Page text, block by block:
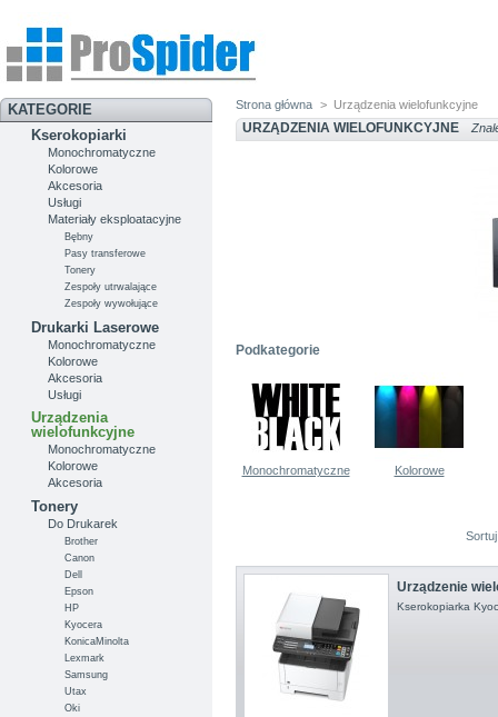
KATEGORIE
Kserokopiarki
Monochromatyczne
Kolorowe
Akcesoria
Usługi
Materiały eksploatacyjne
Bębny
Pasy transferowe
Tonery
Zespoły utrwalające
Zespoły wywołujące
Drukarki Laserowe
Monochromatyczne
Kolorowe
Akcesoria
Usługi
Urządzenia
wielofunkcyjne
Monochromatyczne
Kolorowe
Akcesoria
Tonery
Do Drukarek
Brother
Canon
Dell
Epson
HP
Kyocera
KonicaMinolta
Lexmark
Samsung
Utax
Oki
Strona główna > Urządzenia wielofunkcyjne
URZĄDZENIA WIELOFUNKCYJNE
Podkategorie
Monochromatyczne Kolorowe
Sortuj
Urządzenie
Kserokopiarka